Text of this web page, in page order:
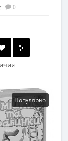
(укр.)
0
нарисуй
группа
Популярно